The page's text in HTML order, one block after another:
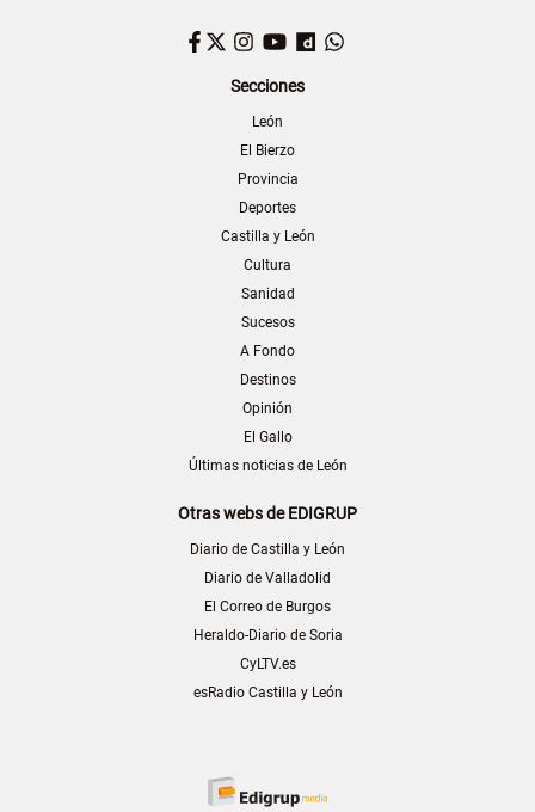
Facebook
TwitterInstagram
YouTubeDailymotion
Secciones
León
El Bierzo
Provincia
Deportes
Castilla y León
Cultura
Sanidad
Sucesos
A Fondo
Destinos
Opinión
El Gallo
Últimas noticias de León
Otras webs de EDIGRUP
Diario de Castilla y León
Diario de Valladolid
El Correo de Burgos
Heraldo-Diario de Soria
CyLTV.es
esRadio Castilla y León